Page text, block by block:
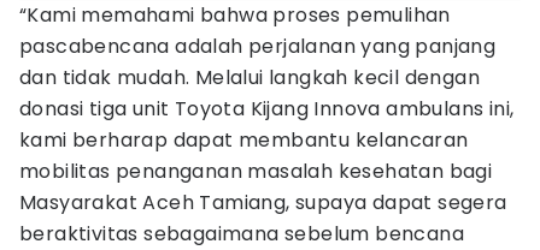
“Kami memahami bahwa proses pemulihan
pascabencana adalah perjalanan yang panjang
dan tidak mudah. Melalui langkah kecil dengan
donasi tiga unit Toyota Kijang Innova ambulans ini,
kami berharap dapat membantu kelancaran
mobilitas penanganan masalah kesehatan bagi
Masyarakat Aceh Tamiang, supaya dapat segera
beraktivitas sebagaimana sebelum bencana